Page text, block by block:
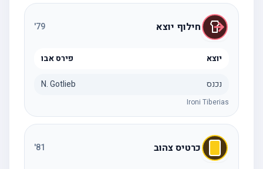
חילוף יוצא 79
'
יוצא פירס אבו
נכנס N. Gotlieb
Ironi Tiberias
כרטיס צהוב 81
'